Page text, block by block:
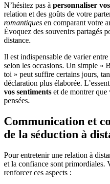
N’hésitez pas à personnaliser vos
relation et des goûts de votre
romantiques en comparant votre
Évoquez des souvenirs partagés
distance.
Il est indispensable de varier
selon les occasions. Un simple «
toi » peut suffire certains jours,
déclaration plus élaborée.
vos sentiments et de montrer que
pensées.
Communication et
de la séduction à
Pour entretenir une relation à
et la confiance sont primordiales.
renforcer ces aspects :